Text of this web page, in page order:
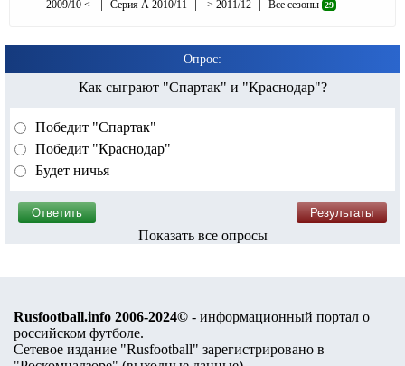
2009/10 < | Серия А 2010/11 | > 2011/12 | Все сезоны 29
Опрос:
Как сыграют "Спартак" и "Краснодар"?
Победит "Спартак"
Победит "Краснодар"
Будет ничья
Показать все опросы
Rusfootball.info 2006-2024© - информационный портал о
российском футболе.
Сетевое издание "Rusfootball" зарегистрировано в